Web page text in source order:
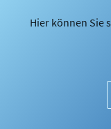
Hier können Sie